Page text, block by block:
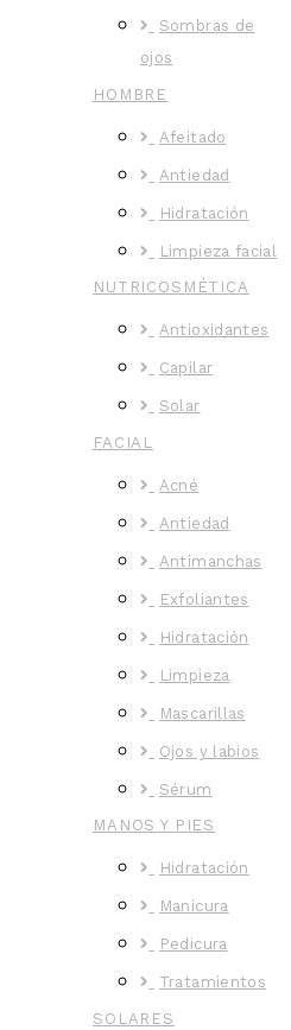
Sombras de
ojos
HOMBRE
Afeitado
Antiedad
Hidratación
Limpieza facial
NUTRICOSMÉTICA
Antioxidantes
Capilar
Solar
FACIAL
Acné
Antiedad
Antimanchas
Exfoliantes
Hidratación
Limpieza
Mascarillas
Ojos y labios
Sérum
MANOS Y PIES
Hidratación
Manicura
Pedicura
Tratamientos
SOLARES